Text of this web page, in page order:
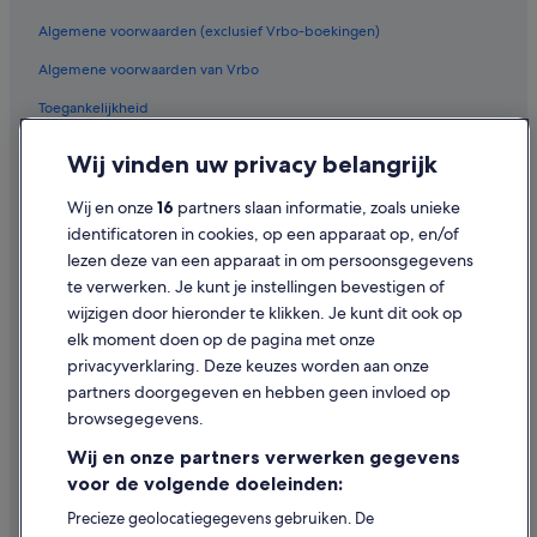
Hotels in Patalavaca
Hotels in de buurt van Playa del Cura
Hotels in de buurt van Anfi Tauro-golfbaan
Hotels in de buurt van Playa de Amadores
Hotels in de buurt van Playa de Balito
Hotels in de buurt van Angry Birds Activity Park
Algemene voorwaarden (exclusief Vrbo-boekingen)
Algemene voorwaarden van Vrbo
Toegankelijkheid
Gebruiksvoorwaarden
Juridische informatie/Contact
Inhoudsrichtlijnen en inhoud rapporteren
Contact
Restitutieproces en tijdsbestek
Boek een vlucht met airlinetegoed
Wij vinden uw privacy belangrijk
Wij en onze16 partners slaan informatie, zoals unieke
identificatoren in cookies, op een apparaat op, en/of
lezen deze van een apparaat in om persoonsgegevens
te verwerken. Je kunt je instellingen bevestigen of
wijzigen door hieronder te klikken. Je kunt dit ook op
elk moment doen op de pagina met onze
privacyverklaring. Deze keuzes worden aan onze
partners doorgegeven en hebben geen invloed op
browsegegevens.
Wij en onze partners verwerken gegevens
voor de volgende doeleinden:
Precieze geolocatiegegevens gebruiken. De